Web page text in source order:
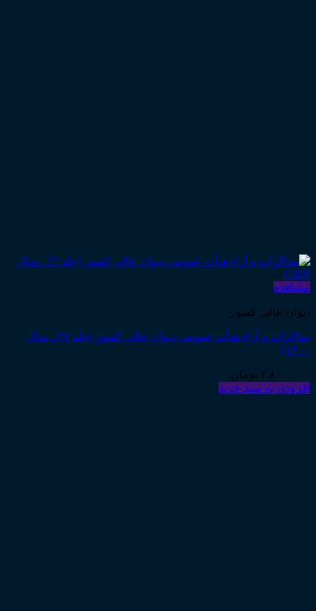
مشاهده
دیوان عالی کشور
مذاکرات و آراء هیأت عمومی دیوان عالی کشور (جلد ۲۷ ـ سال
۱۴۰۰)
۴,۸۰۰,۰۰۰ تومان
افزودن به سبد خرید